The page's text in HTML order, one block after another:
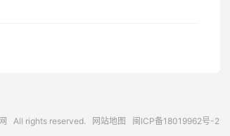
All rights reserved. 网站地图 闽ICP备18019962号-2